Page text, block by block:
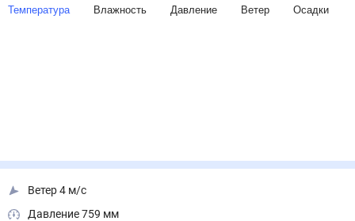
Температура Влажность Давление Ветер Осадки
Ветер 4 м/с
Давление 759 мм